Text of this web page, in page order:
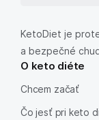
KetoDiet je
a bezpečné
O keto diéte
Chcem začať
Čo jesť pri keto